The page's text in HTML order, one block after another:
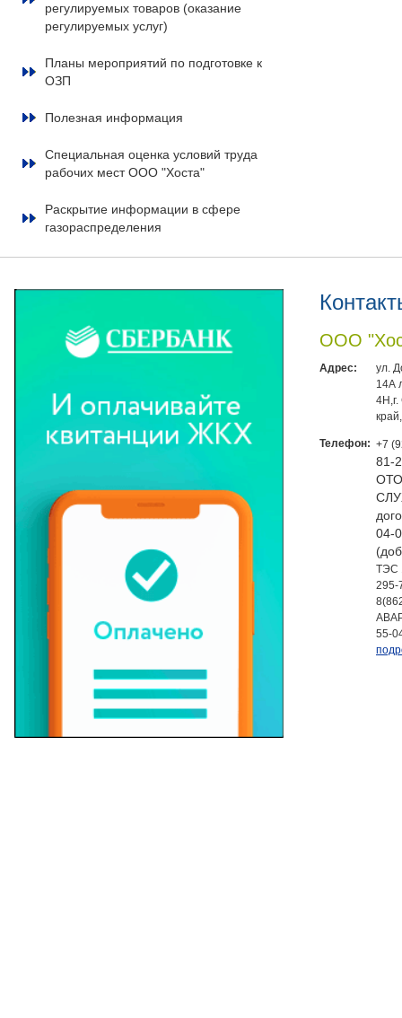
регулируемых товаров (оказание
регулируемых услуг)
Планы мероприятий по подготовке к
ОЗП
Полезная информация
Специальная оценка условий труда
рабочих мест ООО "Хоста"
Раскрытие информации в сфере
газораспределения
ООО
Адрес:
ул.
14А
Телефон: +7
81-
04-
ТЭС
295-
55-